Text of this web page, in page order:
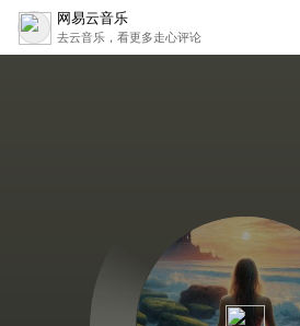
网易云音乐
去云音乐，看更多走心评论